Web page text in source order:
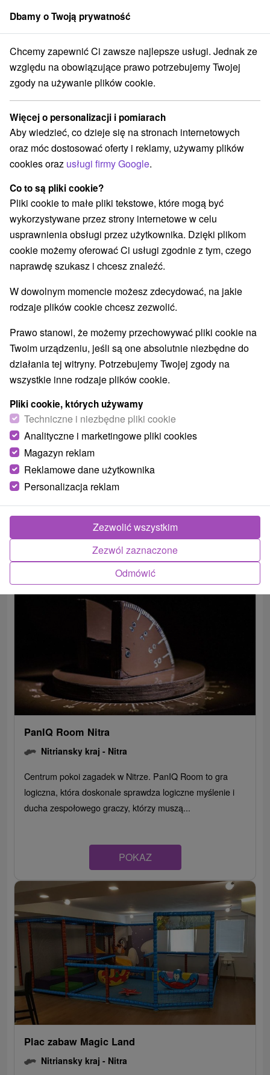
członek grupySorger
Atrakcje dla dzieci Západné Slovensko Nitriansky kraj Nitra
Atrakcje dla dzieci Nitra a v okolí
Kategorie
Wszystkie kategorie
Atrakcje z adrenaliną(1)
Atrakcje turystyczne(1) Muzea i galerie
Ogrody botaniczne (1)
Atrakcje dla dzieci(5) Pomniki(1)
Ośrodki i miasteczka dziecięce(1)
Zamki, pałace, ruiny(2) Teatry(1) Miejsca sakralne(2)
Tory gokartowe(1) Szlaki winne(1)
Ogród Botaniczny Nitra
Nitriansky kraj -Nitra
Jest częścią słowackiego Wydziału Rolnictwa w Nitrze i
jest jego miejscem naukowo-pedagogicznym i kulturalno-
POKAZ
PanIQ Room Nitra
Nitriansky kraj - Nitra
Centrum pokoi zagadek w Nitrze. PanIQ Room to gra
logiczna, która doskonale sprawdza logiczne myślenie i
ducha zespołowego graczy, którzy muszą...
POKAZ
Plac zabaw Magic Land
Nitriansky kraj - Nitra
Dbamy o Twoją prywatność
Chcemy zapewnić Ci zawsze najlepsze usługi. Jednak ze
względu na obowiązujące prawo potrzebujemy Twojej
zgody na używanie plików cookie.
Więcej o personalizacji i pomiarach
Aby wiedzieć, co dzieje się na stronach internetowych
oraz móc dostosować oferty i reklamy, używamy plików
cookies oraz usługi firmy Google.
Co to są pliki cookie?
Pliki cookie to małe pliki tekstowe, które mogą być
wykorzystywane przez strony internetowe w celu
usprawnienia obsługi przez użytkownika. Dzięki plikom
cookie możemy oferować Ci usługi zgodnie z tym, czego
naprawdę szukasz i chcesz znaleźć.
W dowolnym momencie możesz zdecydować, na jakie
rodzaje plików cookie chcesz zezwolić.
Prawo stanowi, że możemy przechowywać pliki cookie na
Twoim urządzeniu, jeśli są one absolutnie niezbędne do
działania tej witryny. Potrzebujemy Twojej zgody na
wszystkie inne rodzaje plików cookie.
Pliki cookie, których używamy
Techniczne i niezbędne pliki cookie
Analityczne i marketingowe pliki cookies
Magazyn reklam
Reklamowe dane użytkownika
Personalizacja reklam
Odmówić
Zezwól zaznaczone
Zezwolić wszystkim